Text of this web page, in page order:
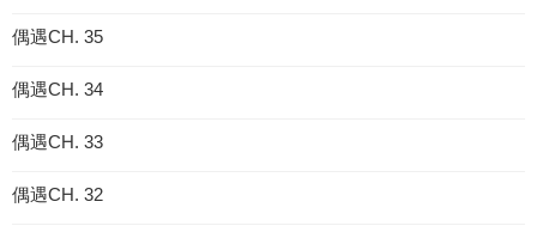
偶遇CH. 35
偶遇CH. 34
偶遇CH. 33
偶遇CH. 32